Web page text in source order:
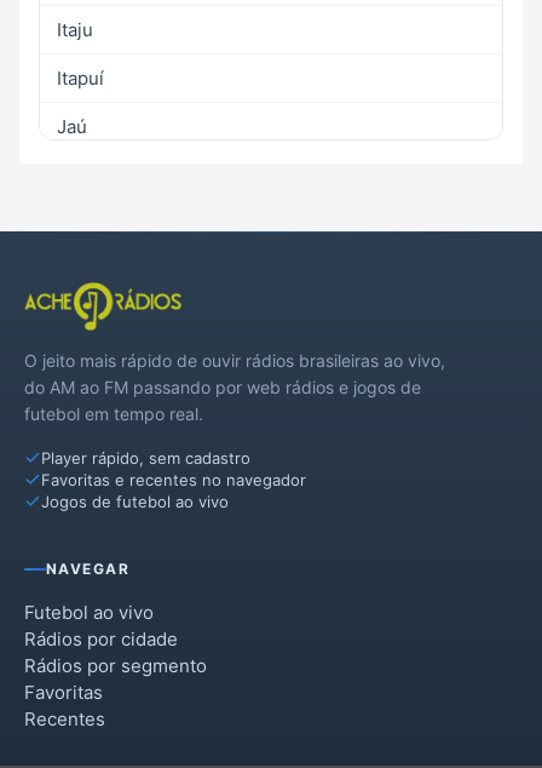
Itaju
Itapuí
Jaú
O jeito mais rápido de ouvir rádios brasileiras ao vivo,
do AM ao FM passando por web rádios e jogos de
futebol em tempo real.
Player rápido, sem cadastro
Favoritas e recentes no navegador
Jogos de futebol ao vivo
NAVEGAR
Futebol ao vivo
Rádios por cidade
Rádios por segmento
Favoritas
Recentes